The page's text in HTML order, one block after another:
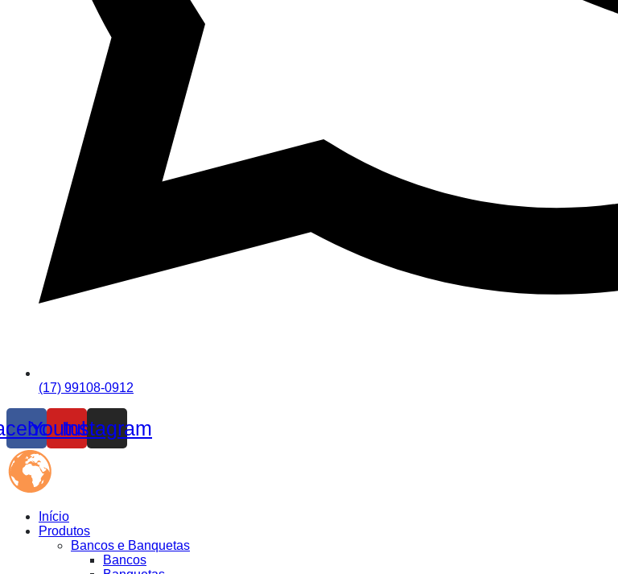
(17) 99108-0912
Youtube
Instagram
Início
Produtos
Bancos e Banquetas
Bancos